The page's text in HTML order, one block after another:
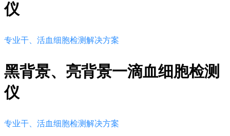
仪
专业干、活血细胞检测解决方案
黑背景、亮背景一滴血细胞检测
仪
专业干、活血细胞检测解决方案